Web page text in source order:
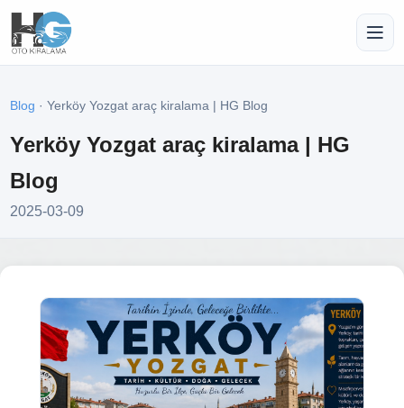
Blog · Yerköy Yozgat araç kiralama | HG Blog
Yerköy Yozgat araç kiralama | HG
Blog
2025-03-09